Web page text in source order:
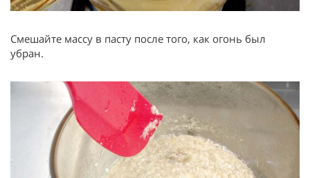
Смешайте массу в пасту после того, как огонь был
убран.